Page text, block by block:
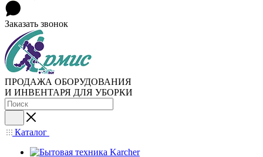
Заказать звонок
ПРОДАЖА ОБОРУДОВАНИЯ
И ИНВЕНТАРЯ ДЛЯ УБОРКИ
Каталог